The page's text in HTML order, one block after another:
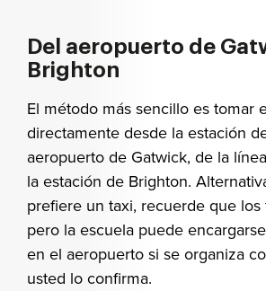
Del aeropuerto de
Brighton
El método más sencillo es tomar
directamente desde la estación
aeropuerto de Gatwick, de la
la estación de Brighton.
prefiere un taxi, recuerde que los
pero la escuela puede
en el aeropuerto si se organiza
usted lo confirma.